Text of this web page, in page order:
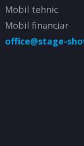
Mobil
Mobil
office@stage-